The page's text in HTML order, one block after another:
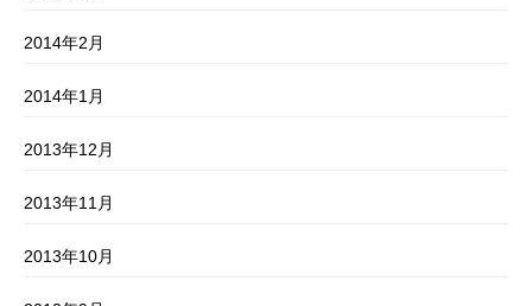
2014年2月
2014年1月
2013年12月
2013年11月
2013年10月